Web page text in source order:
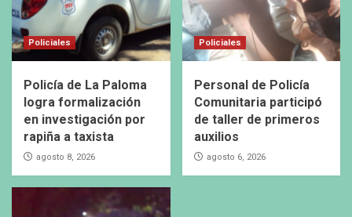
Policiales
Policía de La Paloma
logra formalización
en investigación por
rapiña a taxista
agosto 8, 2026
Policiales
Personal de Policía
Comunitaria participó
de taller de primeros
auxilios
agosto 6, 2026